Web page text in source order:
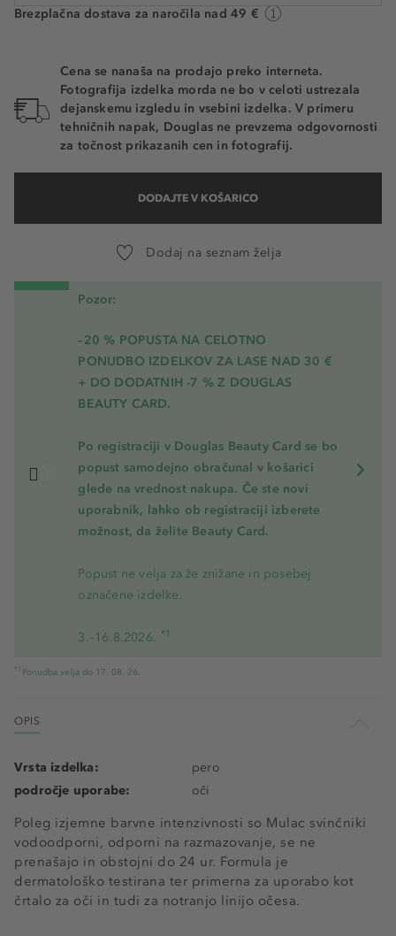
Brezplačna dostava za naročila nad 49 €
Cena se nanaša na prodajo preko interneta.
Fotografija izdelka morda ne bo v celoti ustrezala
dejanskemu izgledu in vsebini izdelka. V primeru
tehničnih napak, Douglas ne prevzema odgovornosti
za točnost prikazanih cen in fotografij.
DODAJTE V KOŠARICO
Dodaj na seznam želja
Pozor:
–20 % POPUSTA NA CELOTNO
PONUDBO IZDELKOV ZA LASE NAD 30 €
+ DO DODATNIH -7 % Z DOUGLAS
BEAUTY CARD.
Po registraciji v Douglas Beauty Card se bo
popust samodejno obračunal v košarici
glede na vrednost nakupa. Če ste novi
uporabnik, lahko ob registraciji izberete
možnost, da želite Beauty Card.
Popust ne velja za že znižane in posebej
označene izdelke.
3.–16.8.2026. *1
*1 Ponudba velja do 17. 08. 26.
OPIS
Poleg izjemne barvne intenzivnosti so Mulac svinčniki
vodoodporni, odporni na razmazovanje, se ne
prenašajo in obstojni do 24 ur. Formula je
dermatološko testirana ter primerna za uporabo kot
črtalo za oči in tudi za notranjo linijo očesa.
Vrsta izdelka:
pero
področje uporabe:
oči